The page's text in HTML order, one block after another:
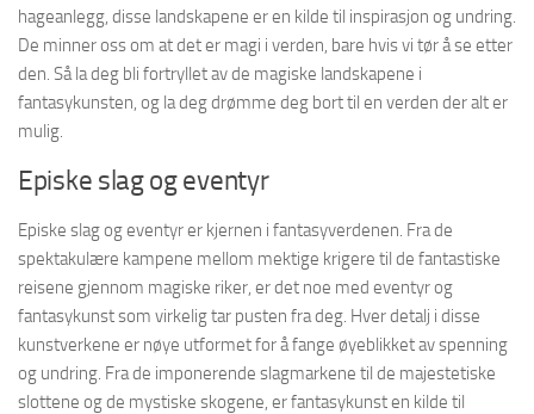
hageanlegg, disse landskapene er en kilde til inspirasjon og undring.
De minner oss om at det er magi i verden, bare hvis vi tør å se etter
den. Så la deg bli fortryllet av de magiske landskapene i
fantasykunsten, og la deg drømme deg bort til en verden der alt er
mulig.
Episke slag og eventyr
Episke slag og eventyr er kjernen i fantasyverdenen. Fra de
spektakulære kampene mellom mektige krigere til de fantastiske
reisene gjennom magiske riker, er det noe med eventyr og
fantasykunst som virkelig tar pusten fra deg. Hver detalj i disse
kunstverkene er nøye utformet for å fange øyeblikket av spenning
og undring. Fra de imponerende slagmarkene til de majestetiske
slottene og de mystiske skogene, er fantasykunst en kilde til